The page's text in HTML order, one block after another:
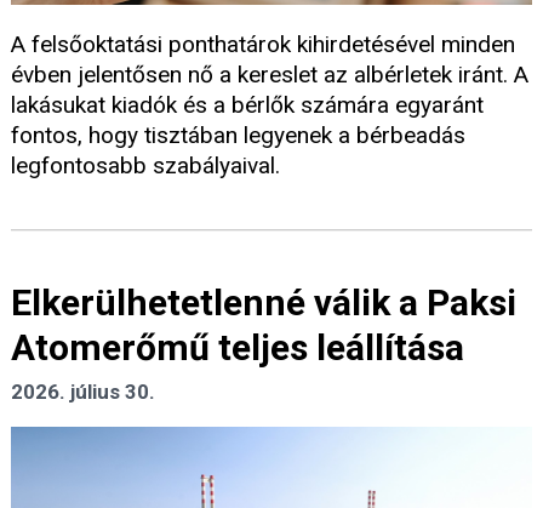
A felsőoktatási ponthatárok kihirdetésével minden
évben jelentősen nő a kereslet az albérletek iránt. A
lakásukat kiadók és a bérlők számára egyaránt
fontos, hogy tisztában legyenek a bérbeadás
legfontosabb szabályaival.
Elkerülhetetlenné válik a Paksi
Atomerőmű teljes leállítása
2026. július 30.